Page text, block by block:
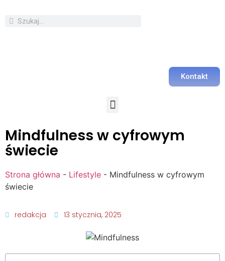
Kontakt
Mindfulness w cyfrowym
świecie
Strona główna - Lifestyle - Mindfulness w cyfrowym
świecie
redakcja 13 stycznia, 2025